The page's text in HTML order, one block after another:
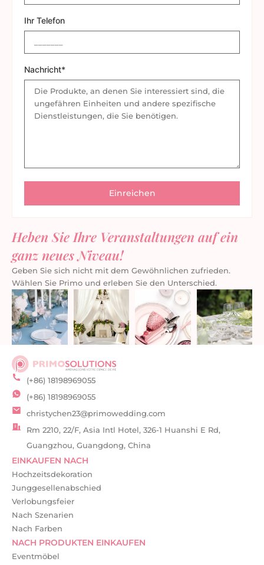
Ihr Telefon
Nachricht*
Heben Sie Ihre Veranstaltungen auf ein
ganz neues Niveau!
Geben Sie sich nicht mit dem Gewöhnlichen zufrieden.
Wählen Sie Primo und erleben Sie den Unterschied.
(+86) 18198969055
(+86) 18198969055
christychen23@primowedding.com
Rm 2210, 22/F, Asia Intl Hotel, 326-1 Huanshi E Rd,
Guangzhou, Guangdong, China
EINKAUFEN NACH
Hochzeitsdekoration
Junggesellenabschied
Verlobungsfeier
Nach Szenarien
Nach Farben
NACH PRODUKTEN EINKAUFEN
Eventmöbel